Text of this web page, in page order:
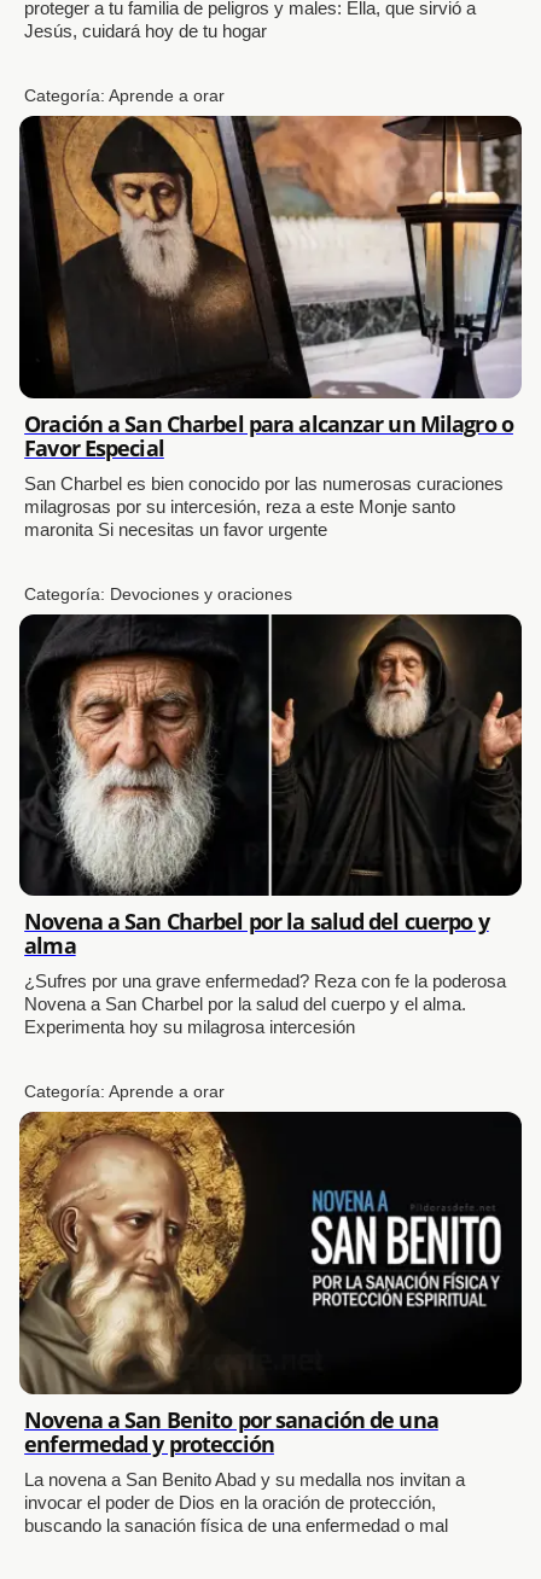
proteger a tu familia de peligros y males: Ella, que sirvió a
Jesús, cuidará hoy de tu hogar
Categoría:Aprende a orar
Oración a San Charbel para alcanzar un Milagro o
Favor Especial
San Charbel es bien conocido por las numerosas curaciones
milagrosas por su intercesión, reza a este Monje santo
maronita Si necesitas un favor urgente
Categoría: Devociones y oraciones
Novena a San Charbel por la salud del cuerpo y
alma
¿Sufres por una grave enfermedad? Reza con fe la poderosa
Novena a San Charbel por la salud del cuerpo y el alma.
Experimenta hoy su milagrosa intercesión
Categoría:Aprende a orar
Novena a San Benito por sanación de una
enfermedad y protección
La novena a San Benito Abad y su medalla nos invitan a
invocar el poder de Dios en la oración de protección,
buscando la sanación física de una enfermedad o mal